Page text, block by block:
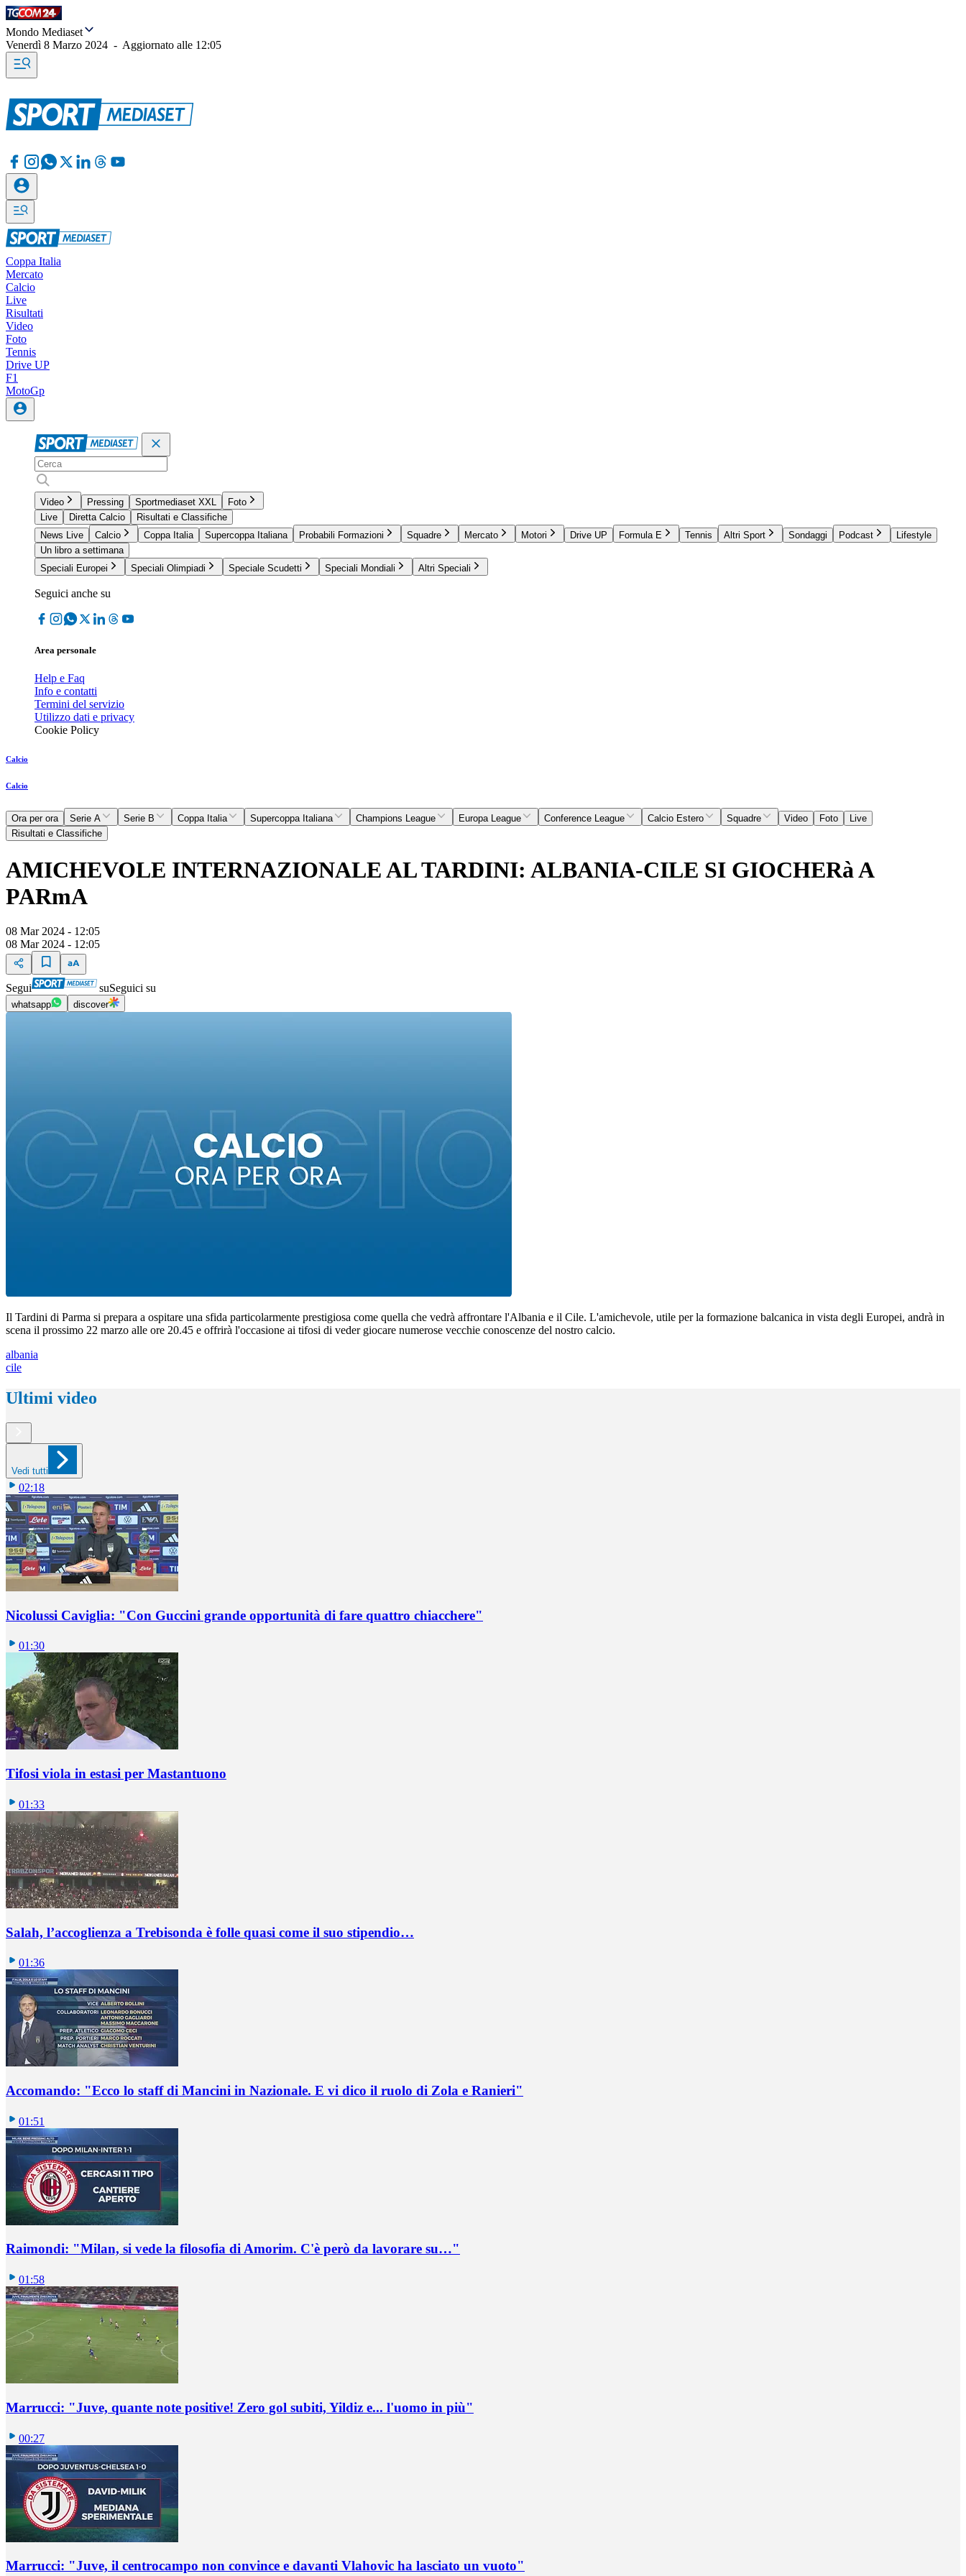
Mondo Mediaset
Venerdì 8 Marzo 2024 - Aggiornato alle 12:05
Coppa Italia
Mercato
Calcio
Live
Risultati
Video
Foto
Tennis
Drive UP
F1
MotoGp
Video Pressing Sportmediaset XXL
Foto
Live
Diretta Calcio
Risultati e Classifiche
News Live
Calcio Coppa Italia Supercoppa Italiana Probabili Formazioni Squadre Mercato Motori Drive UP Formula E Tennis Altri Sport Sondaggi Podcast
Lifestyle
Un libro a settimana
Speciali Europei
Speciali Olimpiadi Speciale Scudetti Speciali Mondiali Altri Speciali
Seguici anche su
Area personale
Help e Faq
Info e contatti
Termini del servizio
Utilizzo dati e privacy
Cookie Policy
Calcio
Calcio
Ora per ora Serie A Serie B Coppa Italia Supercoppa Italiana Champions League Europa League Conference League Calcio Estero Squadre Video Foto
Live
Risultati e Classifiche
AMICHEVOLE INTERNAZIONALE AL TARDINI: ALBANIA-CILE SI GIOCHERà A
PARmA
08 Mar 2024 - 12:05
08 Mar 2024 - 12:05
Segui suSeguici su
whatsapp discover
Il Tardini di Parma si prepara a ospitare una sfida particolarmente prestigiosa come quella che vedrà affrontare l'Albania e il Cile. L'amichevole, utile per la formazione balcanica in vista degli Europei, andrà in
scena il prossimo 22 marzo alle ore 20.45 e offrirà l'occasione ai tifosi di veder giocare numerose vecchie conoscenze del nostro calcio.
albania
cile
Ultimi video
Vedi tutti
02:18
Nicolussi Caviglia: "Con Guccini grande opportunità di fare quattro chiacchere"
01:30
Tifosi viola in estasi per Mastantuono
01:33
Salah, l’accoglienza a Trebisonda è folle quasi come il suo stipendio…
01:36
Accomando: "Ecco lo staff di Mancini in Nazionale. E vi dico il ruolo di Zola e Ranieri"
01:51
Raimondi: "Milan, si vede la filosofia di Amorim. C'è però da lavorare su…"
01:58
Marrucci: "Juve, quante note positive! Zero gol subiti, Yildiz e... l'uomo in più"
00:27
Marrucci: "Juve, il centrocampo non convince e davanti Vlahovic ha lasciato un vuoto"